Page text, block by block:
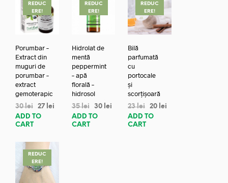
REDUC
ERE!
Porumbar –
Extract din
muguri de
porumbar –
extract
gemoterapic
30lei 27 lei
ADD TO
CART
REDUC
ERE!
Hidrolat de
mentă
peppermint
– apă
florală –
hidrosol
35lei 30 lei
ADD TO
CART
REDUC
ERE!
Bilă
parfumată
cu
portocale
și
scorțișoară
23lei 20 lei
ADD TO
CART
REDUC
ERE!